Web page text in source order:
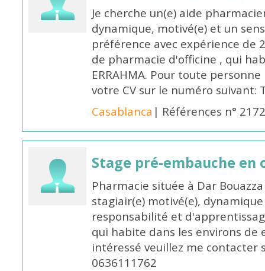
Je cherche un(e) aide
dynamique, motivé(e) et un
préférence avec expérience de
de pharmacie d'officine , qui
ERRAHMA. Pour toute
votre CV sur le numéro suivant:
Casablanca | Références n°
Stage pré-embauche en
Pharmacie située à Dar
stagiair(e) motivé(e),
responsabilité et
qui habite dans les environs
intéressé veuillez me contacter
0636111762